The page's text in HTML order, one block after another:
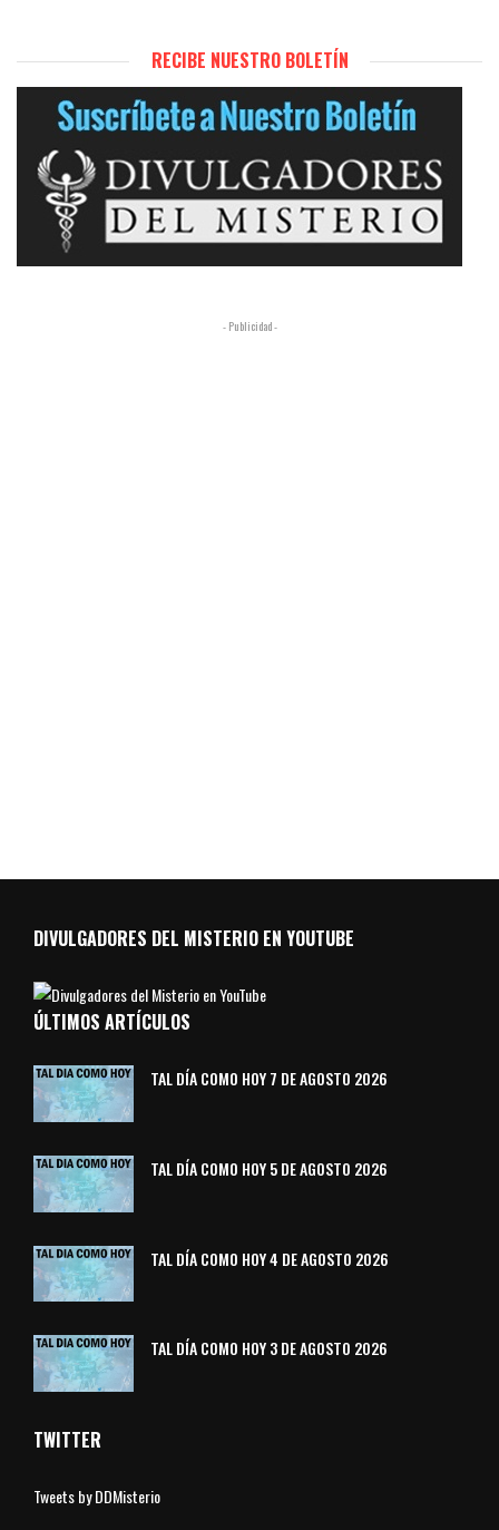
RECIBE NUESTRO BOLETÍN
- Publicidad -
DIVULGADORES DEL MISTERIO EN YOUTUBE
ÚLTIMOS ARTÍCULOS
TAL DÍA COMO HOY 7 DE AGOSTO 2026
TAL DÍA COMO HOY 5 DE AGOSTO 2026
TAL DÍA COMO HOY 4 DE AGOSTO 2026
TAL DÍA COMO HOY 3 DE AGOSTO 2026
TWITTER
Tweets by DDMisterio